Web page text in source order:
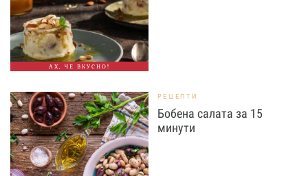
АХ, ЧЕ ВКУСНО!
РЕЦЕПТИ
Бобена салата за 15
минути